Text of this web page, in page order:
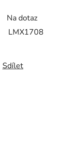
Na dotaz
LMX1708
Sdílet